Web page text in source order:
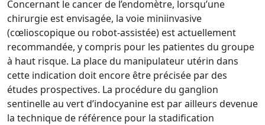
Concernant le cancer de l’endomètre, lorsqu’une
chirurgie est envisagée, la voie miniinvasive
(cœlioscopique ou robot-assistée) est actuellement
recommandée, y compris pour les patientes du groupe
à haut risque. La place du manipulateur utérin dans
cette indication doit encore être précisée par des
études prospectives. La procédure du ganglion
sentinelle au vert d’indocyanine est par ailleurs devenue
la technique de référence pour la stadification